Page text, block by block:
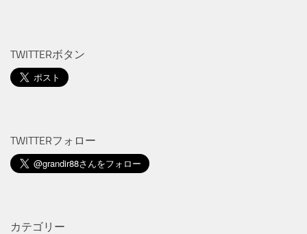
TWITTERボタン
TWITTERフォロー
カテゴリー